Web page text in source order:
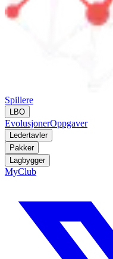
Spillere
LBO
EvolusjonerOppgaver
Ledertavler
Pakker
Lagbygger
MyClub